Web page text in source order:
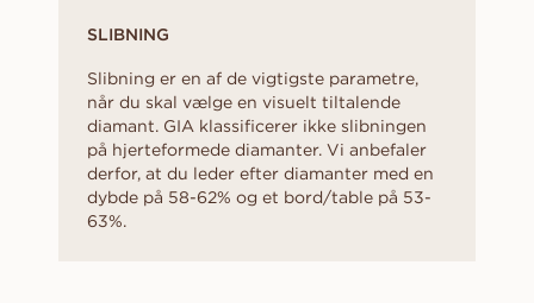
SLIBNING
Slibning er en af de vigtigste parametre,
når du skal vælge en visuelt tiltalende
diamant. GIA klassificerer ikke slibningen
på hjerteformede diamanter. Vi anbefaler
derfor, at du leder efter diamanter med en
dybde på 58-62% og et bord/table på 53-
63%.